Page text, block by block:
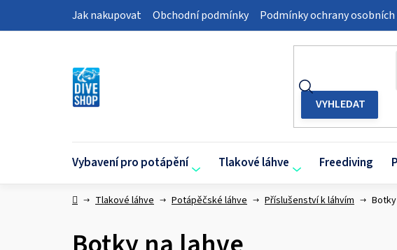
Jak nakupovat Obchodní podmínky Podmínky ochrany osobních
Vybavení pro potápění Tlakové láhve Freediving
DomůTlakové láhve Potápěčské láhve Příslušenství k láhvím